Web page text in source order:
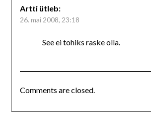
Artti ütleb:
26. mai 2008, 23:18
See ei tohiks raske olla.
Comments are closed.